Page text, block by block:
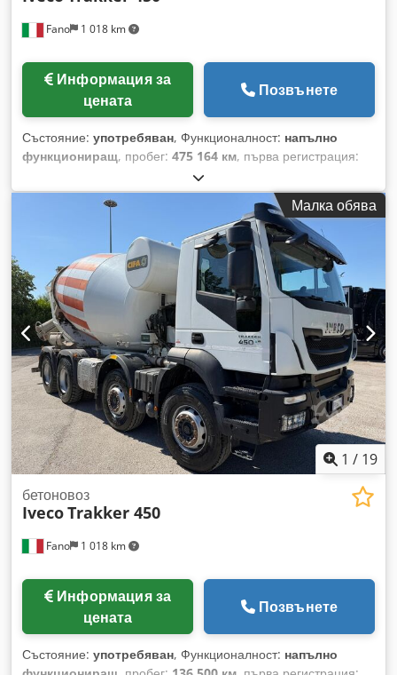
Fano 1 018 km
Информация за
цената
Позвънете
Състояние: употребяван, Функционалност: напълно
функциониращ, пробег: 475 164 км, първа регистрация:
, Година на производство:
IVECO TRAKKER 450 с бетоновоз CIFA Регистрация:
14.02.2008 г. – Евро 5 Пробег: 475 164 км Оси: 4
Оборудване: CIFA RY1300 Гуми: 60/70% Chjdpfx Aozr Rc
Reh Sea Валиден технически преглед Добро състояние
Наличен незабавно ПРИЕМАМЕ ПРЕДЛОЖЕНИЯ ЗА
ЗАМЯНА НА ПРЕВОЗНИ СРЕДСТВА ОТ ВСИЧКИ МАРКИ,
MAN, MERCEDES, DAF, RENAULT, VOLVO, SCANIA, С
ОБОРУДВАНЕ CIFA, SERMAC, PUTZMEISTER; ИЛИ
ЗЕМЕКОПАЧНА ТЕХНИКА CATERPILLAR, FIAT HITACHI,
KOMATSU.
Малка обява
1 / 19
Fano 1 018 km
бетоновоз
IvecoTrakker 450
Информация за
цената
Позвънете
Състояние: употребяван, Функционалност: напълно